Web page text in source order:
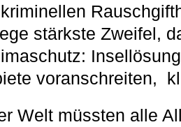
stärkste Zweifel,
voranschreiten,
Welt müssten alle